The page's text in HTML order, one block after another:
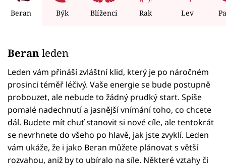
Celebrity
Seriály
Horoskopy
Sledujte prima+
Filmový festival Karlovy Vary
Pořady
Beran Býk Blíženci Rak Lev
Beran leden
Leden vám přináší zvláštní klid, který je po náročném
prosinci téměř léčivý. Vaše energie se bude postupně
probouzet, ale nebude to žádný prudký start. Spíše
pomalé nadechnutí a jasnější vnímání toho, co chcete
dál. Budete mít chuť stanovit si nové cíle, ale tentokrát
se nevrhnete do všeho po hlavě, jak jste zvyklí. Leden
vám ukáže, že i jako Beran můžete plánovat s větší
rozvahou, aniž by to ubíralo na síle. Některé vztahy či